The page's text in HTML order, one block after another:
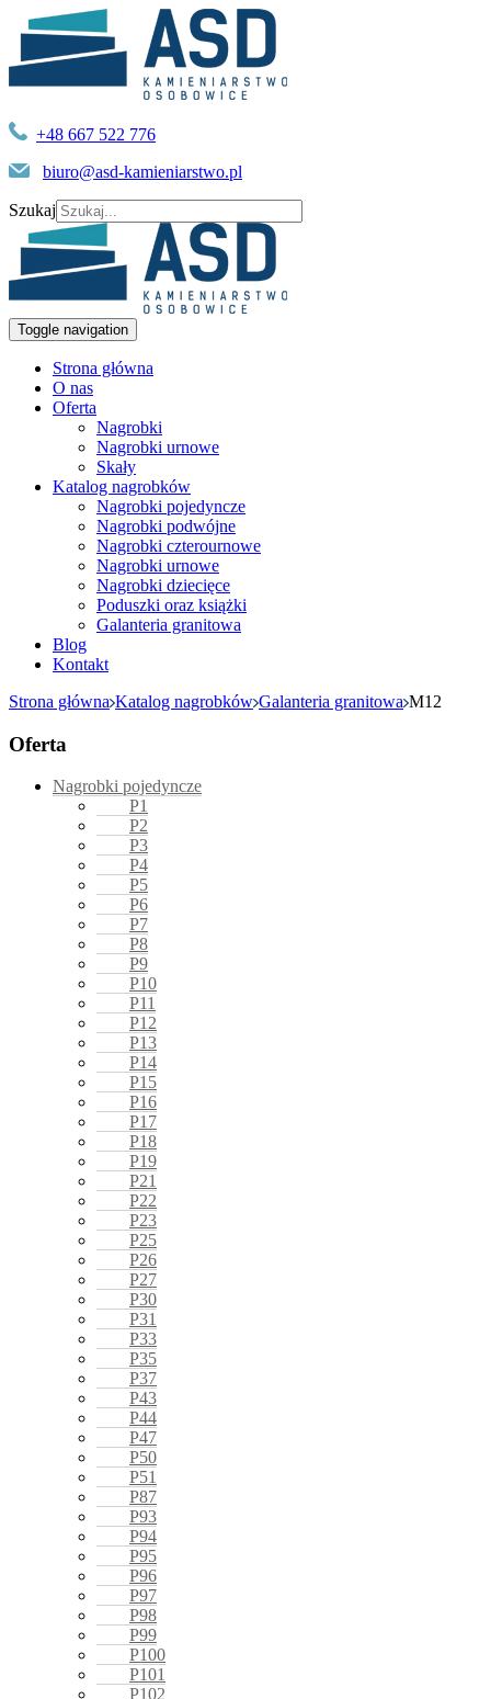
+48 667 522 776
biuro@asd-kamieniarstwo.pl
Szukaj
Toggle navigation
Strona główna
O nas
Oferta
Nagrobki
Nagrobki urnowe
Skały
Katalog nagrobków
Nagrobki pojedyncze
Nagrobki podwójne
Nagrobki czterournowe
Nagrobki urnowe
Nagrobki dziecięce
Poduszki oraz książki
Galanteria granitowa
Blog
Kontakt
Strona główna Katalog nagrobków Galanteria granitowa M12
Oferta
Nagrobki pojedyncze
P1
P2
P3
P4
P5
P6
P7
P8
P9
P10
P11
P12
P13
P14
P15
P16
P17
P18
P19
P21
P22
P23
P25
P26
P27
P30
P31
P33
P35
P37
P43
P44
P47
P50
P51
P87
P93
P94
P95
P96
P97
P98
P99
P100
P101
P102